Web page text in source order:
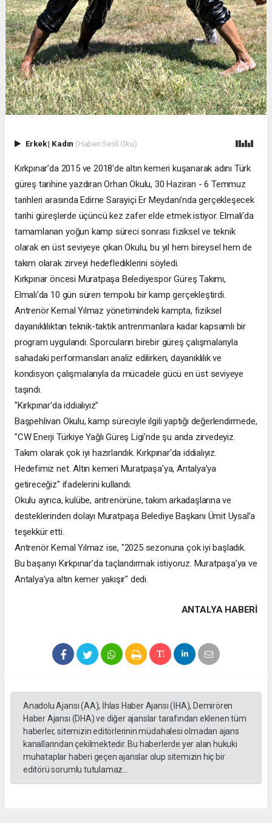
Erkek| Kadın (Haberi Sesli Oku)
Kırkpınar’da 2015 ve 2018'de altın kemeri kuşanarak adını Türk
güreş tarihine yazdıran Orhan Okulu, 30 Haziran - 6 Temmuz
tarihleri arasında Edirne Sarayiçi Er Meydanı’nda gerçekleşecek
tarihi güreşlerde üçüncü kez zafer elde etmek istiyor. Elmalı’da
tamamlanan yoğun kamp süreci sonrası fiziksel ve teknik
olarak en üst seviyeye çıkan Okulu, bu yıl hem bireysel hem de
takım olarak zirveyi hedeflediklerini söyledi.
Kırkpınar öncesi Muratpaşa Belediyespor Güreş Takımı,
Elmalı’da 10 gün süren tempolu bir kamp gerçekleştirdi.
Antrenör Kemal Yılmaz yönetimindeki kampta, fiziksel
dayanıklılıktan teknik-taktik antrenmanlara kadar kapsamlı bir
program uygulandı. Sporcuların birebir güreş çalışmalarıyla
sahadaki performansları analiz edilirken, dayanıklılık ve
kondisyon çalışmalarıyla da mücadele gücü en üst seviyeye
taşındı.
"Kırkpınar'da iddialıyız"
Başpehlivan Okulu, kamp süreciyle ilgili yaptığı değerlendirmede,
"CW Enerji Türkiye Yağlı Güreş Ligi’nde şu anda zirvedeyiz.
Takım olarak çok iyi hazırlandık. Kırkpınar’da iddialıyız.
Hedefimiz net. Altın kemeri Muratpaşa’ya, Antalya’ya
getireceğiz" ifadelerini kullandı.
Okulu ayrıca, kulübe, antrenörüne, takım arkadaşlarına ve
desteklerinden dolayı Muratpaşa Belediye Başkanı Ümit Uysal’a
teşekkür etti.
Antrenör Kemal Yılmaz ise, "2025 sezonuna çok iyi başladık.
Bu başarıyı Kırkpınar’da taçlandırmak istiyoruz. Muratpaşa’ya ve
Antalya’ya altın kemer yakışır" dedi.
ANTALYA HABERİ
Anadolu Ajansı (AA), İhlas Haber Ajansı (İHA), Demirören
Haber Ajansı (DHA) ve diğer ajanslar tarafından eklenen tüm
haberler, sitemizin editörlerinin müdahalesi olmadan ajans
kanallarından çekilmektedir. Bu haberlerde yer alan hukuki
muhataplar haberi geçen ajanslar olup sitemizin hiç bir
editörü sorumlu tutulamaz...